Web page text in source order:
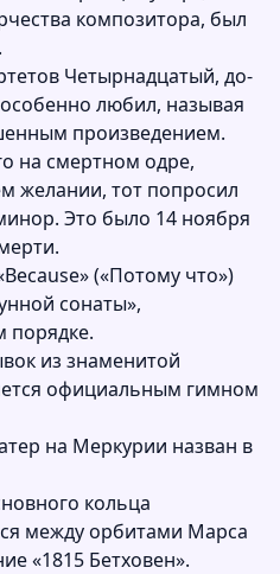
композитора, был
Четырнадцатый, до-
любил, называя
произведением.
на смертном одре,
желании, тот попросил
Это было 14 ноября
(«Потому что»)
сонаты»,
порядке.
из знаменитой
официальным гимном
на Меркурии назван в
кольца
между орбитами Марса
«1815 Бетховен».